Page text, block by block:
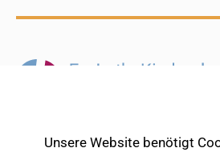
Unsere Website benötigt